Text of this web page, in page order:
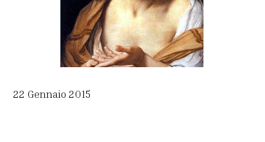
22 Gennaio 2015